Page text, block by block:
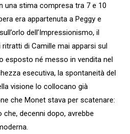
una stima compresa tra 7 e 10
era appartenuta a Peggy e
dell’Impressionismo, il
di Camille mai apparsi sul
esposto né messo in vendita nel
esecutiva, la spontaneità del
visione lo collocano già
che Monet stava per scatenare:
decenni dopo, avrebbe